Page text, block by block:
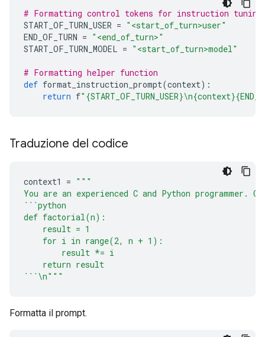
# Formatting control tokens for instruction tuning
START_OF_TURN_USER = "<start_of_turn>user"
END_OF_TURN = "<end_of_turn>"
START_OF_TURN_MODEL = "<start_of_turn>model"
# Formatting helper function
def format_instruction_prompt(context):
return f
Traduzione del codice
context1 = """
You are an experienced C and Python programmer.
```python
def factorial(n):
result = 1
for i in range(2, n + 1):
result *= i
return result
```\n"""
Formatta il prompt.